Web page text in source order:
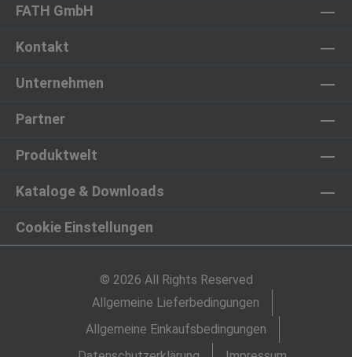
FATH GmbH
Kontakt
Unternehmen
Partner
Produktwelt
Kataloge & Downloads
Cookie Einstellungen
© 2026 All Rights Reserved
Allgemeine Lieferbedingungen
Allgemeine Einkaufsbedingungen